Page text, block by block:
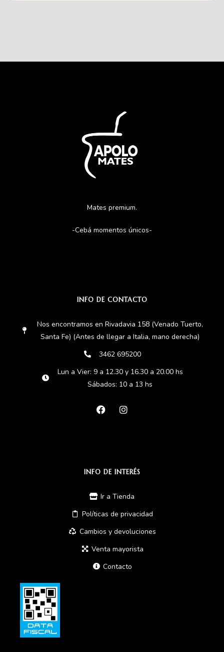
Mates premium.
-Cebá momentos únicos-
INFO DE CONTACTO
Nos encontramos en Rivadavia 158 (Venado Tuerto,
Santa Fe) (Antes de llegar a Italia, mano derecha)
3462 695200
Lun a Vier: 9 a 12.30 y 16.30 a 20.00 hs
Sábados: 10 a 13 hs
INFO DE INTERÉS
Ir a Tienda
Políticas de privacidad
Cambios y devoluciones
Venta mayorista
Contacto